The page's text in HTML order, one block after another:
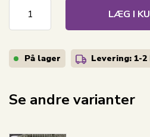
LÆG I
På lager Levering: 1-2
Se andre varianter